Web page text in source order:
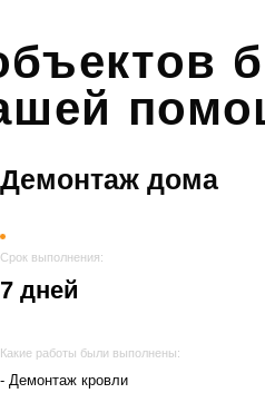
Демонтаж дома
Срок выполнения:
7 дней
Какие работы были выполнены:
- Демонтаж кровли